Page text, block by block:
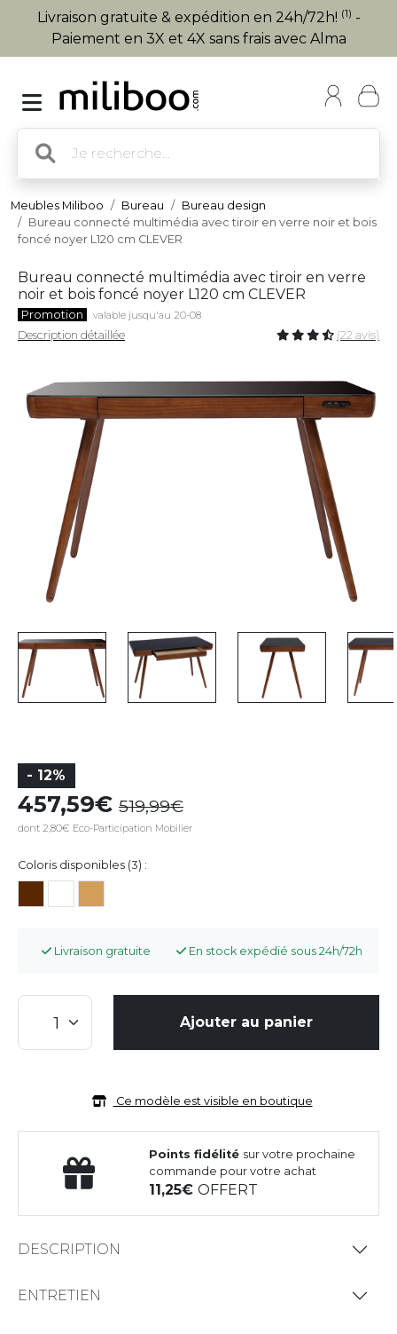
Livraison gratuite & expédition en 24h/72h! (1) -
Paiement en 3X et 4X sans frais avec Alma
Meubles Miliboo Bureau
Bureau design
Bureau connecté multimédia avec tiroir en verre noir et bois
foncé noyer L120 cm CLEVER
Bureau connecté multimédia avec tiroir en verre
noir et bois foncé noyer L120 cm CLEVER
Promotion valable jusqu'au 20-08
Description détaillée (22 avis)
- 12%
457,59 519,99
dont 2,80€ Eco-Participation Mobilier
Coloris disponibles (3) :
Livraison gratuite En stock expédié sous 24h/72h
Ajouter au panier
Ce modèle est visible en boutique
Points fidélité sur votre prochaine
commande pour votre achat
11,25OFFERT
DESCRIPTION
ENTRETIEN